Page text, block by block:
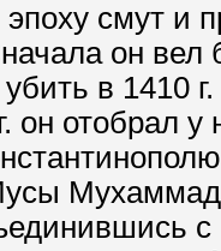
смут и
он
убить в 1410
он отобрал у
с